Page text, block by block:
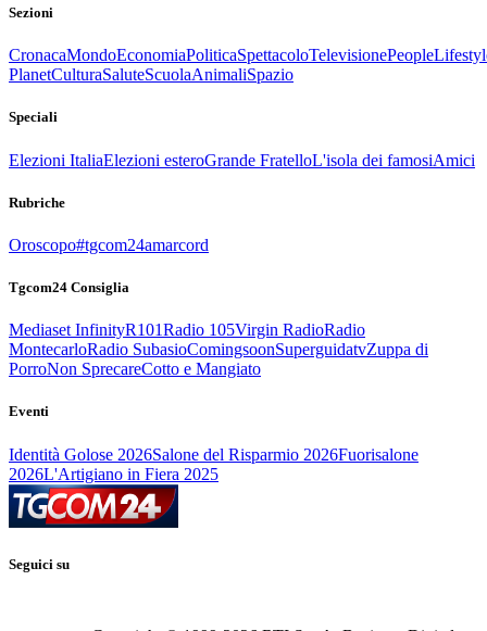
Sezioni
CronacaMondoEconomiaPoliticaSpettacoloTelevisionePeople
PlanetCulturaSaluteScuolaAnimaliSpazio
Speciali
Elezioni ItaliaElezioni esteroGrande FratelloL'isola dei famosiAmici
Rubriche
Oroscopo#tgcom24amarcord
Tgcom24 Consiglia
Mediaset InfinityR101Radio 105Virgin RadioRadio
MontecarloRadio SubasioComingsoonSuperguidatvZuppa di
PorroNon SprecareCotto e Mangiato
Eventi
Identità Golose 2026Salone del Risparmio 2026Fuorisalone
2026L'Artigiano in Fiera 2025
Seguici su